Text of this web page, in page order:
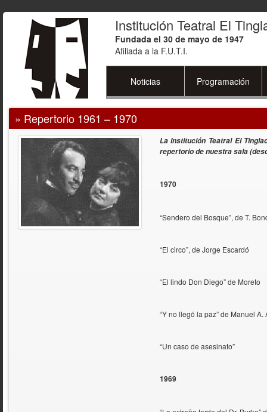
Institución Teatral El
Fundada el 30 de mayo de 1947
Afiliada a la F.U.T.I.
Noticias Programación
» Repertorio 1961 – 1970
La Institución Teatral El
repertorio de nuestra sala
1970
“Sendero del Bosque”, de T.
“El circo”, de Jorge Escardó
“El lindo Don Diego” de Moreto
“Y no llegó la paz” de Manuel A.
“Un caso de asesinato”
1969